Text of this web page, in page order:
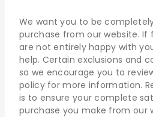
We want you to be
purchase from our website. If
are not entirely happy with
help. Certain exclusions and
so we encourage you to
policy for more information.
is to ensure your complete
purchase you make from our